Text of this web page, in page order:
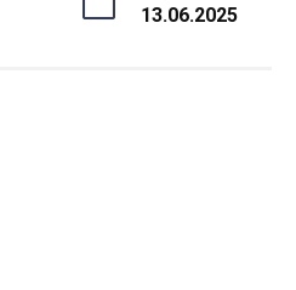
13.06.2025